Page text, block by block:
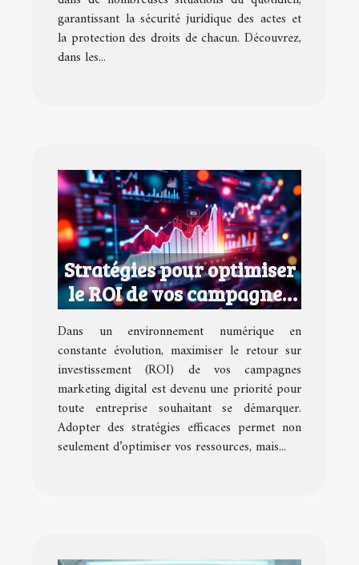
garantissant la sécurité juridique des actes et
la protection des droits de chacun. Découvrez,
dans les...
Stratégies pour optimiser
le ROI de vos campagnes
marketing digital
Dans un environnement numérique en
constante évolution, maximiser le retour sur
investissement (ROI) de vos campagnes
marketing digital est devenu une priorité pour
toute entreprise souhaitant se démarquer.
Adopter des stratégies efficaces permet non
seulement d’optimiser vos ressources, mais...